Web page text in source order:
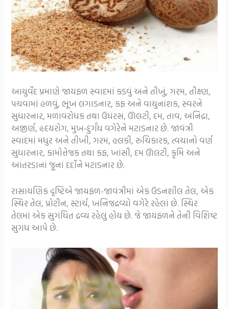
આયુર્વેદ પ્રમાણે જાયફળ સ્વાદમાં કડવું અને તીખું, ગરમ, તીક્ષ્ણ,
પચવામાં હળવું, ભૂખ લગાડનાર, કફ અને વાયુનાશક, સ્વરને
સુધારનાર, મળાવરોધક તથા ઉધરસ, ઊલટી, દમ, તાવ, અનિદ્રા,
અજીર્ણ, હૃદયરોગ, મુખ-દુર્ગંધ વગેરેને મટાડનાર છે. જાવંત્રી
સ્વાદમાં મધુર અને તીખી, ગરમ, હલકી, રુચિકારક, ત્વચાનો વર્ણ
સુધારનાર, કામોત્તેજક તથા કફ, ખાંસી, દમ ઊલટી, કૃમિ અને
આંતરડાનાં જૂનાં દર્દોને મટાડનાર છે.
રાસાયણિક દૃષ્ટિએ જાયફળ-જાવંત્રીમાં એક ઉડનશીલ તેલ, એક
સ્થિર તેલ, પ્રોટીન, સ્ટાર્ચ, ખનિજદ્રવ્યો વગેરે રહેલાં છે. સ્થિર
તેલમાં એક સુગંધિત દ્રવ્ય રહેલું હોય છે. જે જાયફળને તેની વિશિષ્ટ
સુગંધ આપે છે.